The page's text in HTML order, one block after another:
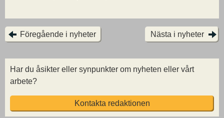
Föregående i nyheter Nästa i nyheter
Har du åsikter eller synpunkter om nyheten eller vårt
arbete?
Kontakta redaktionen